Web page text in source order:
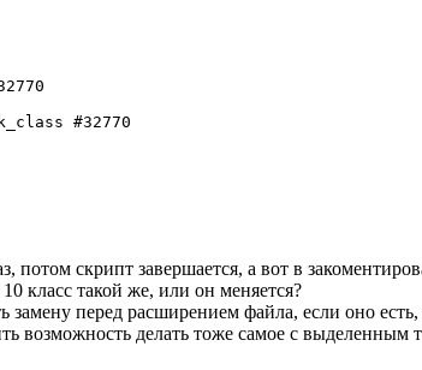
#32770
потом скрипт завершается, а вот в
класс такой же, или он меняется?
перед расширением файла, если оно
возможность делать тоже самое с выделенным